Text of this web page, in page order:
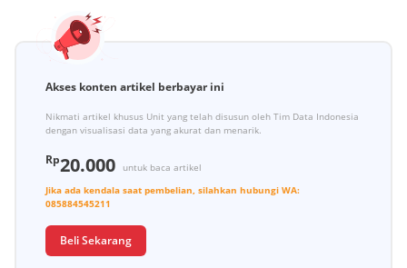
Akses konten artikel berbayar ini
Nikmati artikel khusus Unit yang telah disusun oleh Tim Data Indonesia
dengan visualisasi data yang akurat dan menarik.
Rp20.000
untuk baca artikel
Jika ada kendala saat pembelian, silahkan hubungi WA:
085884545211
Beli Sekarang